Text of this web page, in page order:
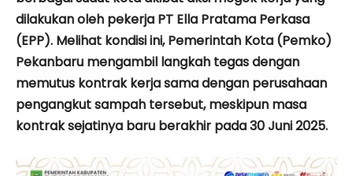
dilakukan oleh pekerja PT Ella Pratama Perkasa
(EPP). Melihat kondisi ini, Pemerintah Kota (Pemko)
Pekanbaru mengambil langkah tegas dengan
memutus kontrak kerja sama dengan perusahaan
pengangkut sampah tersebut, meskipun masa
kontrak sejatinya baru berakhir pada 30 Juni 2025.